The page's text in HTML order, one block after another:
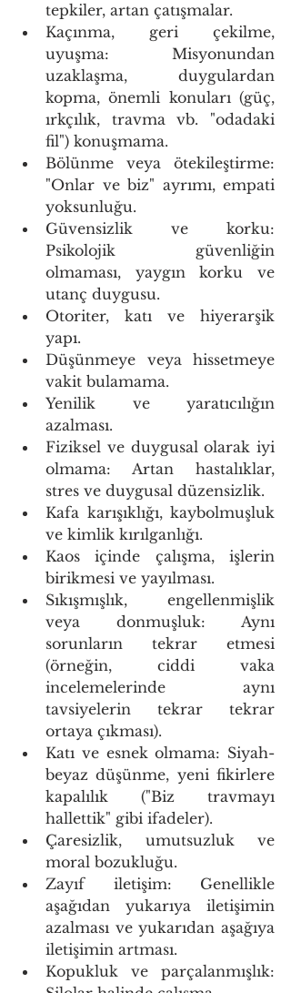
tepkiler, artan çatışmalar.
Kaçınma, geri çekilme,
uyuşma: Misyonundan
uzaklaşma, duygulardan
kopma, önemli konuları (güç,
ırkçılık, travma vb. "odadaki
fil") konuşmama.
Bölünme veya ötekileştirme:
"Onlar ve biz" ayrımı, empati
yoksunluğu.
Güvensizlik ve korku:
Psikolojik güvenliğin
olmaması, yaygın korku ve
utanç duygusu.
Otoriter, katı ve hiyerarşik
yapı.
Düşünmeye veya hissetmeye
vakit bulamama.
Yenilik ve yaratıcılığın
azalması.
Fiziksel ve duygusal olarak iyi
olmama: Artan hastalıklar,
stres ve duygusal düzensizlik.
Kafa karışıklığı, kaybolmuşluk
ve kimlik kırılganlığı.
Kaos içinde çalışma, işlerin
birikmesi ve yayılması.
Sıkışmışlık, engellenmişlik
veya donmuşluk: Aynı
sorunların tekrar etmesi
(örneğin, ciddi vaka
incelemelerinde aynı
tavsiyelerin tekrar tekrar
ortaya çıkması).
Katı ve esnek olmama: Siyah-
beyaz düşünme, yeni fikirlere
kapalılık ("Biz travmayı
hallettik" gibi ifadeler).
Çaresizlik, umutsuzluk ve
moral bozukluğu.
Zayıf iletişim: Genellikle
aşağıdan yukarıya iletişimin
azalması ve yukarıdan aşağıya
iletişimin artması.
Kopukluk ve parçalanmışlık: